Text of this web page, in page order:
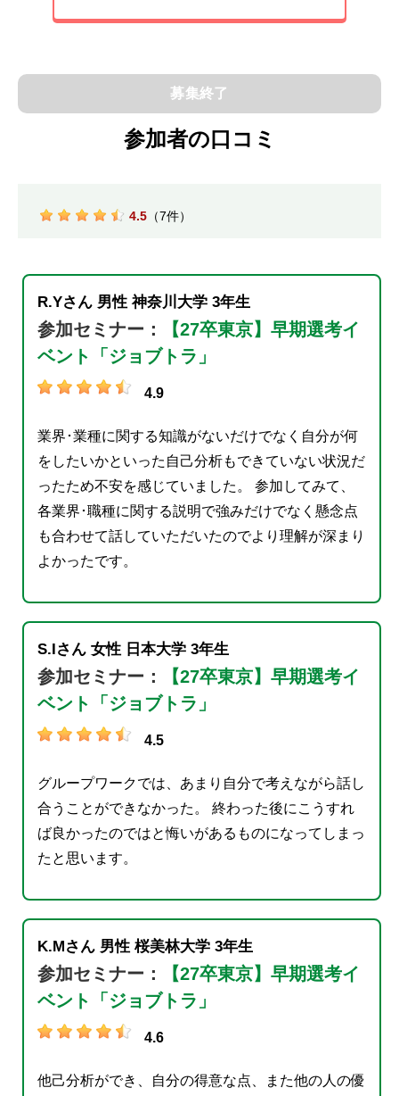
募集終了
参加者の口コミ
4.5 （7件）
R.Yさん 男性 神奈川大学 3年生
参加セミナー：
【27卒東京】早期選考イ
ベント「ジョブトラ」
4.9
業界･業種に関する知識がないだけでなく自分が何
をしたいかといった自己分析もできていない状況だ
ったため不安を感じていました。 参加してみて、
各業界･職種に関する説明で強みだけでなく懸念点
も合わせて話していただいたのでより理解が深まり
よかったです。
S.Iさん 女性 日本大学 3年生
参加セミナー：
【27卒東京】早期選考イ
ベント「ジョブトラ」
4.5
グループワークでは、あまり自分で考えながら話し
合うことができなかった。 終わった後にこうすれ
ば良かったのではと悔いがあるものになってしまっ
たと思います。
K.Mさん 男性 桜美林大学 3年生
参加セミナー：
【27卒東京】早期選考イ
ベント「ジョブトラ」
4.6
他己分析ができ、自分の得意な点、また他の人の優